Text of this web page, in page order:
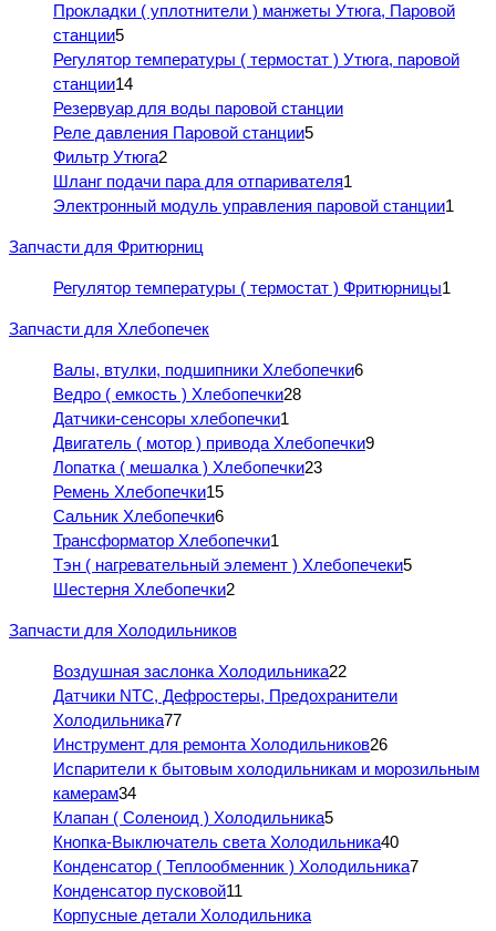
Прокладки ( уплотнители ) манжеты Утюга, Паровой
станции5
Регулятор температуры ( термостат ) Утюга, паровой
станции14
Резервуар для воды паровой станции
Реле давления Паровой станции5
Фильтр Утюга2
Шланг подачи пара для отпаривателя1
Электронный модуль управления паровой станции1
Запчасти для Фритюрниц
Регулятор температуры ( термостат ) Фритюрницы1
Запчасти для Хлебопечек
Валы, втулки, подшипники Хлебопечки6
Ведро ( емкость ) Хлебопечки28
Датчики-сенсоры хлебопечки1
Двигатель ( мотор ) привода Хлебопечки9
Лопатка ( мешалка ) Хлебопечки23
Ремень Хлебопечки15
Сальник Хлебопечки6
Трансформатор Хлебопечки1
Тэн ( нагревательный элемент ) Хлебопечеки5
Шестерня Хлебопечки2
Запчасти для Холодильников
Воздушная заслонка Холодильника22
Датчики NTC, Дефростеры, Предохранители
Холодильника77
Инструмент для ремонта Холодильников26
Испарители к бытовым холодильникам и морозильным
камерам34
Клапан ( Соленоид ) Холодильника5
Кнопка-Выключатель света Холодильника40
Конденсатор ( Теплообменник ) Холодильника7
Конденсатор пусковой11
Корпусные детали Холодильника